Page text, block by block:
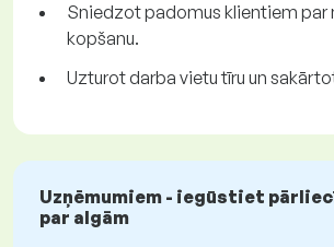
Sniedzot padomus klientiem par
kopšanu.
Uzturot darba vietu tīru un
Uzņēmumiem - iegūstiet
par algām